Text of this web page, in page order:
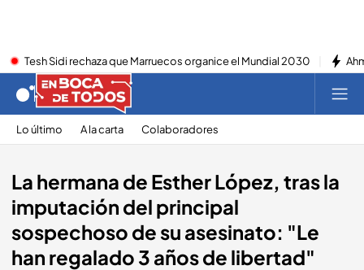
Tesh Sidi rechaza que Marruecos organice el Mundial 2030
Lo último A la carta Colaboradores
La hermana de Esther López, tras la
imputación del principal
sospechoso de su asesinato: "Le
han regalado 3 años de libertad"